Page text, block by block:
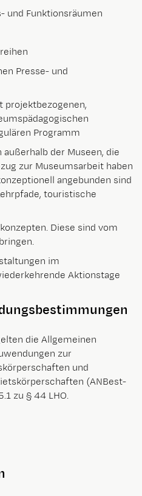
und Funktionsräumen
Presse- und
projektbezogenen,
Programm
der Museen, die
zur Museumsarbeit haben
angebunden sind
touristische
Diese sind vom
im
Aktionstage
die Allgemeinen
zur
und
(ANBest-
zu § 44 LHO.